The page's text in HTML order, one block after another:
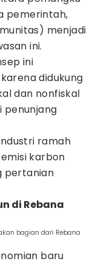
pemerintah,
menjadi
ini.
ini
didukung
dan nonfiskal
penunjang
ramah
karbon
pertanian
di Rebana
bagian dari Rebana
baru